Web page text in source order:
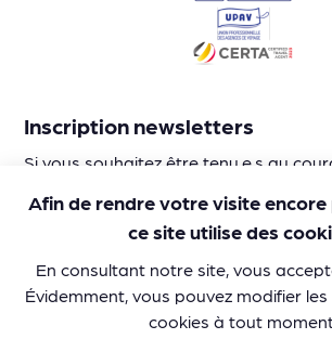
Inscription newsletters
Si vous souhaitez être tenu.e.s au
votre adresse mail :
Afin de rendre votre visite encore
ce site utilise des
En consultant notre site, vous
Évidemment, vous pouvez modifier
cookies à tout